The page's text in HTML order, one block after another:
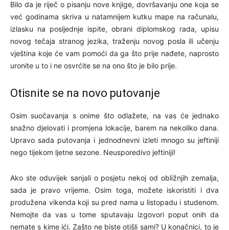
Bilo da je riječ o pisanju nove knjige, dovršavanju one koja se
već godinama skriva u natamnijem kutku mape na računalu,
izlasku na posljednje ispite, obrani diplomskog rada, upisu
novog tečaja stranog jezika, traženju novog posla ili učenju
vještina koje će vam pomoći da ga što prije nađete, naprosto
uronite u to i ne osvrćite se na ono što je bilo prije.
Otisnite se na novo putovanje
Osim suočavanja s onime što odlažete, na vas će jednako
snažno djelovati i promjena lokacije, barem na nekoliko dana.
Upravo sada putovanja i jednodnevni izleti mnogo su jeftiniji
nego tijekom ljetne sezone. Neusporedivo jeftiniji!
Ako ste oduvijek sanjali o posjetu nekoj od obližnjih zemalja,
sada je pravo vrijeme. Osim toga, možete iskoristiti i dva
produžena vikenda koji su pred nama u listopadu i studenom.
Nemojte da vas u tome sputavaju izgovori poput onih da
nemate s kime ići. Zašto ne biste otišli sami? U konačnici, to je